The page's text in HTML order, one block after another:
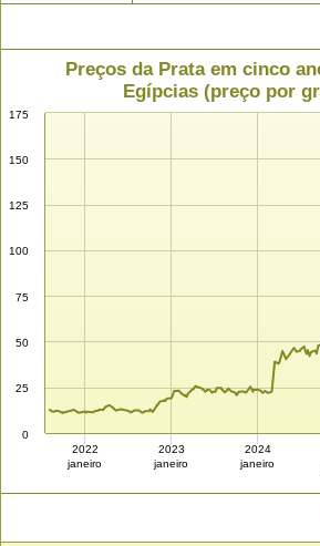
Preços da Prata em cinco
Egípcias (preço por
0
25
50
75
100
125
150
175
2022
janeiro
2023
janeiro
2024
janeiro